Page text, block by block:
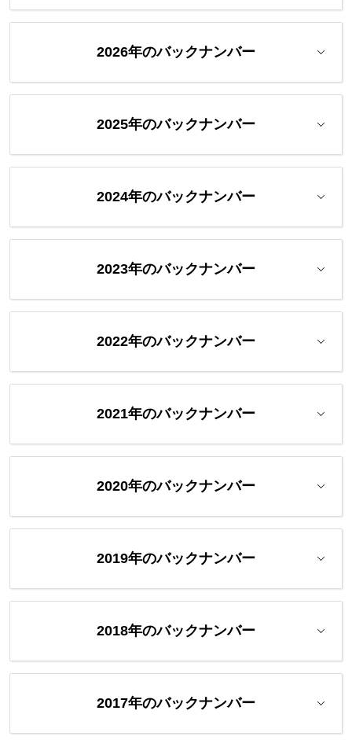
2026年のバックナンバー
2025年のバックナンバー
2024年のバックナンバー
2023年のバックナンバー
2022年のバックナンバー
2021年のバックナンバー
2020年のバックナンバー
2019年のバックナンバー
2018年のバックナンバー
2017年のバックナンバー